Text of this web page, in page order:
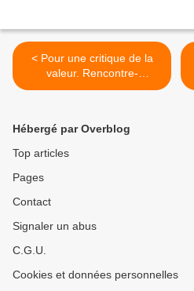
< Pour une critique de la
valeur. Rencontre-
discussion avec Paul Braun,
mai)
Hébergé par Overblog
Top articles
Pages
Contact
Signaler un abus
C.G.U.
Cookies et données personnelles